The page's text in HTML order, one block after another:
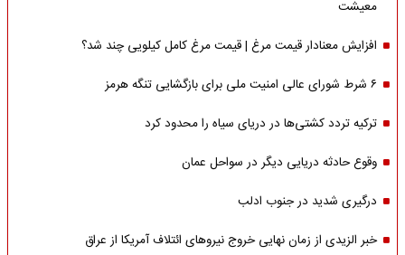
معیشت
افزایش معنادار قیمت مرغ | قیمت مرغ کامل کیلویی چند شد؟
۶ شرط شورای عالی امنیت ملی برای بازگشایی تنگه هرمز
ترکیه تردد کشتی‌ها در دریای سیاه را محدود کرد
وقوع حادثه دریایی دیگر در سواحل عمان
درگیری شدید در جنوب ادلب
خبر الزیدی از زمان نهایی خروج نیروهای ائتلاف آمریکا از عراق